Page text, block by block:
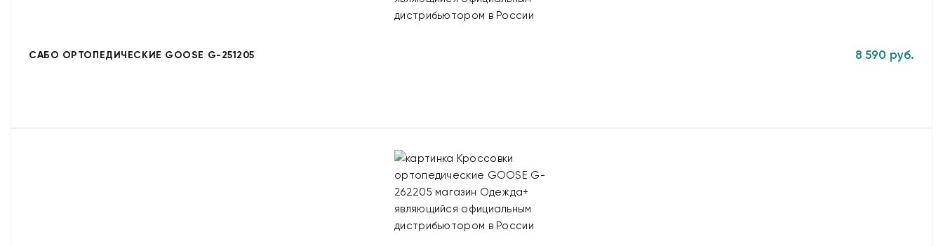
САБО ОРТОПЕДИЧЕСКИЕ GOOSE G-251205 8 590 руб.